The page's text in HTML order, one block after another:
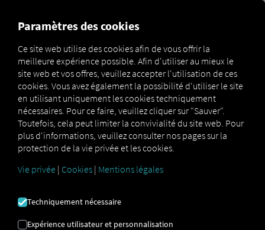
Marketplace Compliant M
COMPLIANT M
Téléchargement à distance des
données du tachygraphe
Paramètres des cookies
Ce site web utilise des cookies afin de vous offrir la
meilleure expérience possible. Afin d'utiliser au mieux le
site web et vos offres, veuillez accepter l'utilisation de ces
cookies. Vous avez également la possibilité d'utiliser le site
en utilisant uniquement les cookies techniquement
nécessaires. Pour ce faire, veuillez cliquer sur "Sauver".
Toutefois, cela peut limiter la convivialité du site web. Pour
plus d'informations, veuillez consulter nos pages sur la
protection de la vie privée et les cookies.
Vie privée | Cookies | Mentions légales
Techniquement nécessaire
Expérience utilisateur et personnalisation